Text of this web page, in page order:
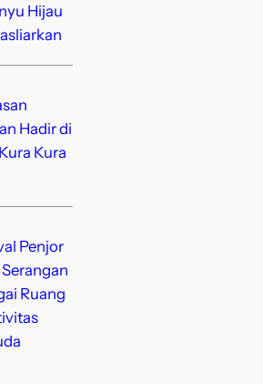
Hijau
Hadir di
Kura
Penjor
Ruang